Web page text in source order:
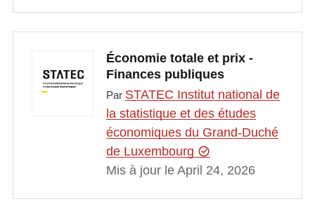
Économie totale et prix -
Finances publiques
Par STATEC Institut national de
la statistique et des études
économiques du Grand-Duché
de Luxembourg
Mis à jour le April 24, 2026